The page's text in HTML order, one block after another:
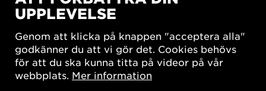
Share Future Living
What Matter_s
UPPLEVELSE
Genom att klicka på knappen "acceptera alla"
godkänner du att vi gör det. Cookies behövs
för att du ska kunna titta på videor på vår
webbplats. Mer information